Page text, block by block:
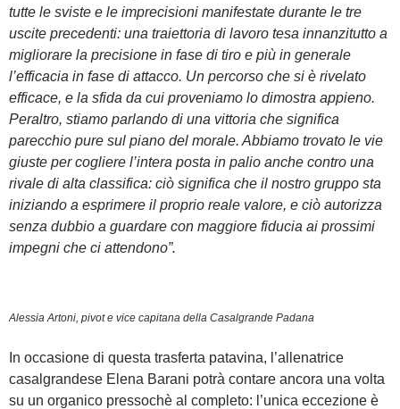
tutte le sviste e le imprecisioni manifestate durante le tre
uscite precedenti: una traiettoria di lavoro tesa innanzitutto a
migliorare la precisione in fase di tiro e più in generale
l’efficacia in fase di attacco. Un percorso che si è rivelato
efficace, e la sfida da cui proveniamo lo dimostra appieno.
Peraltro, stiamo parlando di una vittoria che significa
parecchio pure sul piano del morale. Abbiamo trovato le vie
giuste per cogliere l’intera posta in palio anche contro una
rivale di alta classifica: ciò significa che il nostro gruppo sta
iniziando a esprimere il proprio reale valore, e ciò autorizza
senza dubbio a guardare con maggiore fiducia ai prossimi
impegni che ci attendono”.
Alessia Artoni, pivot e vice capitana della Casalgrande Padana
In occasione di questa trasferta patavina, l’allenatrice
casalgrandese Elena Barani potrà contare ancora una volta
su un organico pressochè al completo: l’unica eccezione è